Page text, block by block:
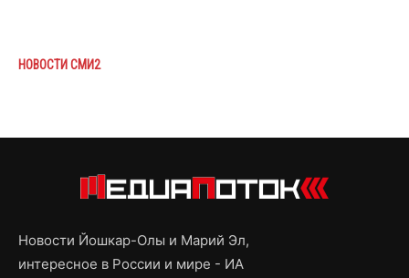
НОВОСТИ СМИ2
Новости Йошкар-Олы и Марий Эл,
интересное в России и мире - ИА